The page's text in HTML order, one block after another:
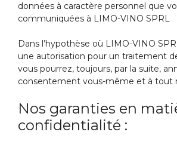
données à caractère personnel que
communiquées à LIMO-VINO SPRL
Dans l’hypothèse où LIMO-VINO
une autorisation pour un traitement
vous pourrez, toujours, par la suite,
consentement vous-même et à tout
Nos garanties en
confidentialité :